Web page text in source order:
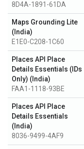
8D4A-1891-61DA
Maps Grounding Lite
(India)
E1E0-C208-1C60
Places API Place
Details Essentials (IDs
Only) (India)
FAA1-1118-93BE
Places API Place
Details Essentials
(India)
8036-9499-4AF9